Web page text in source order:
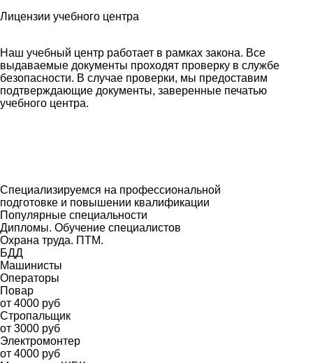
Лицензии учебного центра
Наш учебный центр работает в рамках закона. Все
выдаваемые документы проходят проверку в службе
безопасности. В случае проверки, мы предоставим
подтверждающие документы, заверенные печатью
учебного центра.
Специализируемся на профессиональной
подготовке и повышении квалификации
Популярные специальности
Дипломы. Обучение специалистов
Охрана труда. ПТМ.
БДД
Машинисты
Операторы
Повар
от 4000 руб
Стропальщик
от 3000 руб
Электромонтер
от 4000 руб